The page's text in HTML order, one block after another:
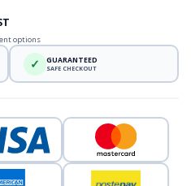
options
✓ GUARANTEED
SAFE CHECKOUT